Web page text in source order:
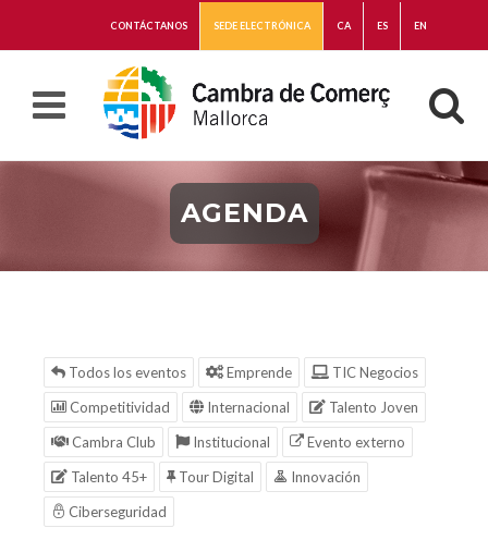
CONTÁCTANOS SEDE ELECTRÓNICA CA ES EN
AGENDA
Todos los eventos Emprende
TIC Negocios
Competitividad
Internacional
Talento Joven
Cambra Club
Institucional
Evento externo
Talento 45+
Tour Digital
Innovación
Ciberseguridad